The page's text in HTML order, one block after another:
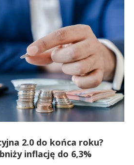
2.0 do końca roku?
inflację do 6,3%